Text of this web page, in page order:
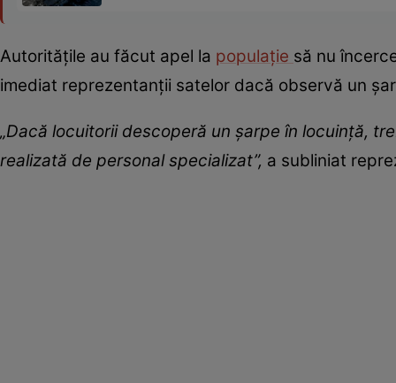
Autoritățile au făcut apel la populație să nu
imediat reprezentanții satelor dacă observă un
„Dacă locuitorii descoperă un șarpe în locuință,
realizată de personal specializat”, a subliniat